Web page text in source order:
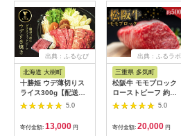
出典：ふるなび
北海道 大樹町
十勝姫 ウデ薄切りス
ライス300g【配送不
可地域：離島】
【1397674】
5.0
寄付金額: 13,000 円
出典：ふるラボ
三重県 多気町
松阪牛 モモブロック
ローストビーフ 約
500g 国産牛 和牛 ブ
ランド牛 JGAP家
畜・畜産物 農場
HACCP認証農場 牛肉
5.0
寄付金額: 20,000 円